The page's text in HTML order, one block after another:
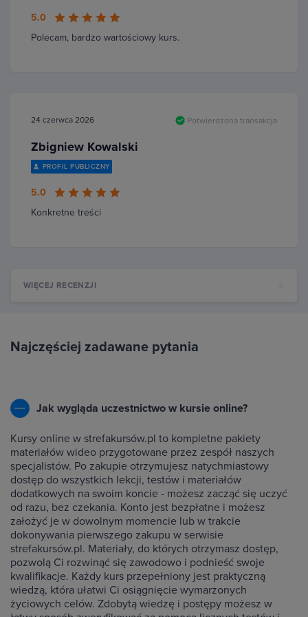
5.0
Polecam, bardzo wartościowy kurs.
24 czerwca 2026 Potwierdzona transakcja
Zbigniew Kowalski
PROFIL PUBLICZNY
5.0
Konkretne treści
WIĘCEJ RECENZJI
Najczęściej zadawane pytania
Jak wygląda uczestnictwo w kursie online?
Kursy online w strefakursów.pl to kompletne pakiety
materiałów wideo przygotowane przez zespół naszych
specjalistów. Po zakupie otrzymujesz natychmiastowy
dostęp do wszystkich lekcji, testów i materiałów
dodatkowych na swoim koncie - możesz zacząć się uczyć
od razu, bez czekania. Konto jest bezpłatne i możesz
założyć je w dowolnym momencie lub w trakcie
dokonywania pierwszego zakupu w serwisie
strefakursów.pl. Materiały, do których otrzymasz dostęp,
pozwolą Ci rozwinąć się zawodowo i podnieść swoje
kwalifikacje. Każdy kurs przepełniony jest praktyczną
wiedzą, która ułatwi Ci osiągnięcie wymarzonych
życiowych celów. Zdobytą wiedzę i postępy możesz w